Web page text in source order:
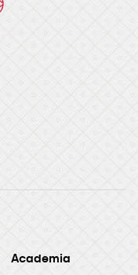
Academia